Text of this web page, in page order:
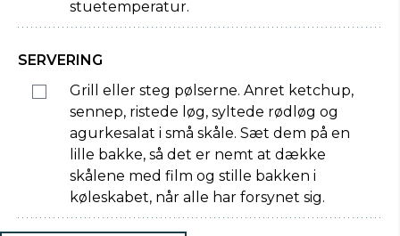
stuetemperatur.
SERVERING
Grill eller steg pølserne. Anret ketchup,
sennep, ristede løg, syltede rødløg og
agurkesalat i små skåle. Sæt dem på en
lille bakke, så det er nemt at dække
skålene med film og stille bakken i
køleskabet, når alle har forsynet sig.